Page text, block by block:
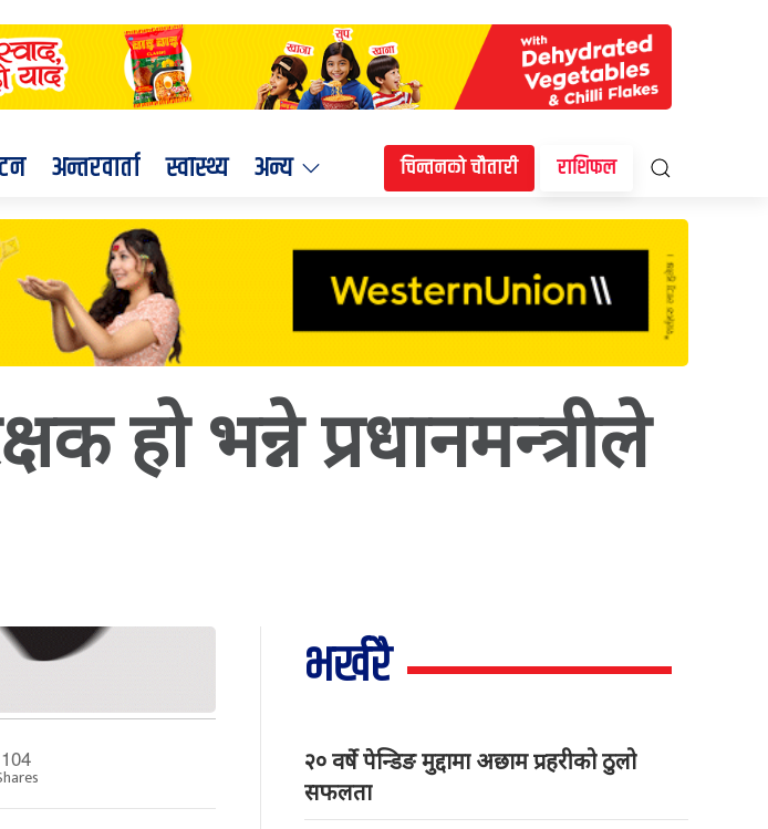
अन्तरवार्ता स्वास्थ्य अन्य चिन्तनको चौतारी राशिफल
हो भन्ने प्रधानमन्त्रीले
104
भर्खरै
२० वर्षे पेन्डिङ मुद्दामा अछाम प्रहरीको ठुलो
सफलता